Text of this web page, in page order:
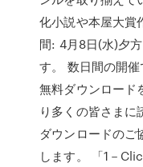
化小説や本屋大賞
間: 4月8日(水)夕
す。 数日間の開
無料ダウンロード
り多くの皆さまに
ダウンロードのご
します。 「1－